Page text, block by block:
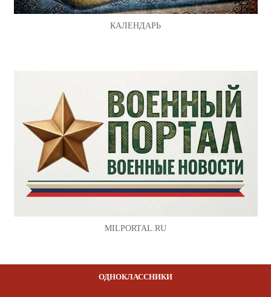
КАЛЕНДАРЬ
MILPORTAL.RU
ОДНОКЛАССНИКИ